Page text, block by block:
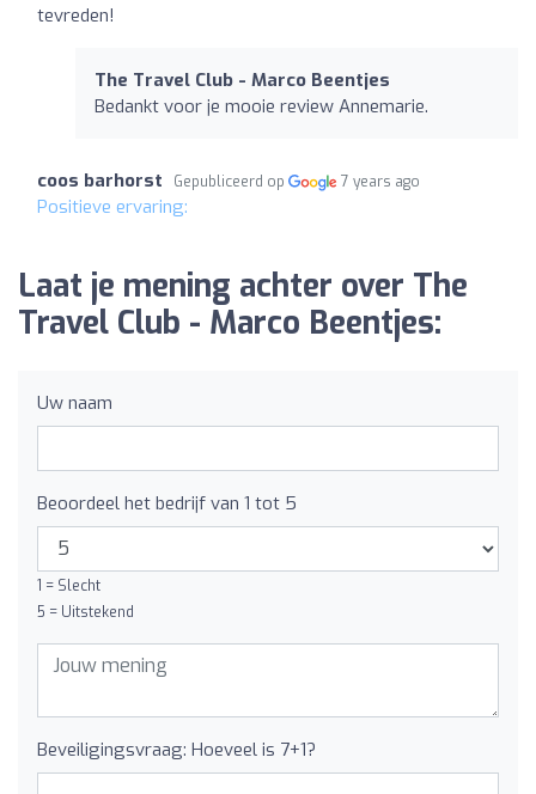
tevreden!
The Travel Club - Marco Beentjes
Bedankt voor je mooie review Annemarie.
coos barhorst Gepubliceerd op 7 years ago
Positieve ervaring:
Laat je mening achter over The
Travel Club - Marco Beentjes:
Uw naam
Beoordeel het bedrijf van 1 tot 5
1 = Slecht
5 = Uitstekend
Beveiligingsvraag: Hoeveel is 7+1?